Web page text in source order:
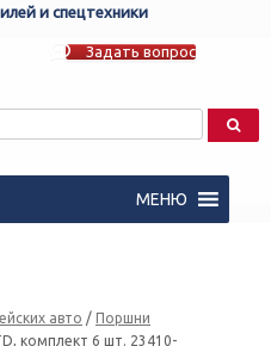
и спецтехники
Задать вопрос
МЕНЮ
авто / Поршни
комплект 6 шт. 23410-